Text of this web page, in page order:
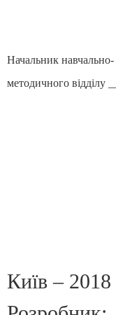
Начальник навчально-
методичного відділу
Київ – 2018